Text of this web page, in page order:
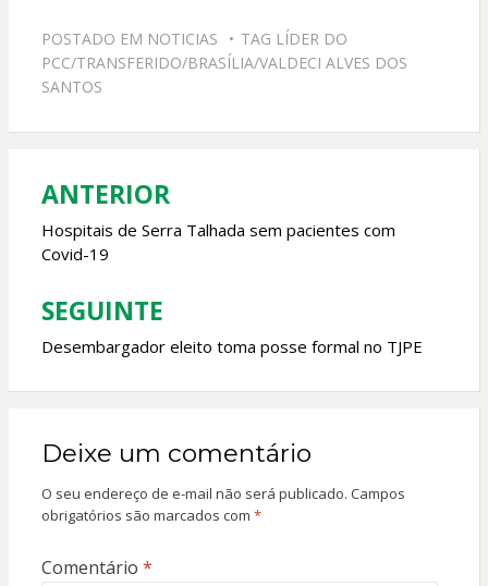
e
b
o
at
s
p
itt
er
ai
l
POSTADO EM NOTICIAS TAG LÍDER DO
PCC/TRANSFERIDO/BRASÍLIA/VALDECI ALVES DOS
SANTOS
Navegação
de
Post
ANTERIOR
Hospitais de Serra Talhada sem pacientes com
Covid-19
SEGUINTE
Desembargador eleito toma posse formal no TJPE
Deixe um comentário
O seu endereço de e-mail não será publicado. Campos
obrigatórios são marcados com *
Comentário *